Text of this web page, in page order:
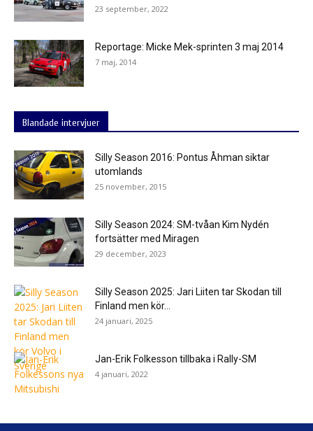
23 september, 2022
Reportage: Micke Mek-sprinten 3 maj 2014
7 maj, 2014
Blandade intervjuer
Silly Season 2016: Pontus Åhman siktar
utomlands
25 november, 2015
Silly Season 2024: SM-tvåan Kim Nydén
fortsätter med Miragen
29 december, 2023
Silly Season 2025: Jari Liiten tar Skodan till
Finland men kör...
24 januari, 2025
Jan-Erik Folkesson tillbaka i Rally-SM
4 januari, 2022